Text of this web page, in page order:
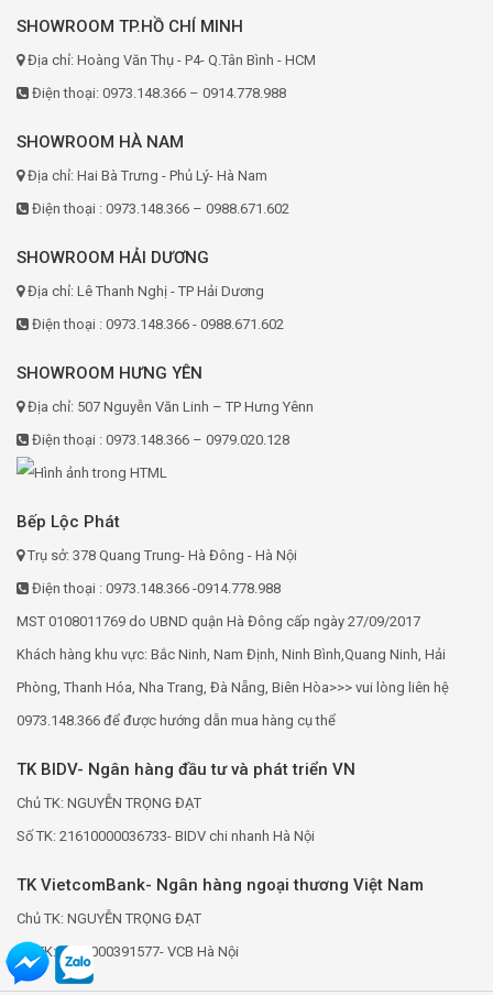
SHOWROOM TP.HỒ CHÍ MINH
Địa chỉ: Hoàng Văn Thụ - P4- Q.Tân Bình - HCM
Điện thoại: 0973.148.366 – 0914.778.988
SHOWROOM HÀ NAM
Địa chỉ: Hai Bà Trưng - Phủ Lý- Hà Nam
Điện thoại : 0973.148.366 – 0988.671.602
SHOWROOM HẢI DƯƠNG
Địa chỉ: Lê Thanh Nghị - TP Hải Dương
Điện thoại : 0973.148.366 - 0988.671.602
SHOWROOM HƯNG YÊN
Địa chỉ: 507 Nguyễn Văn Linh – TP Hưng Yênn
Điện thoại : 0973.148.366 – 0979.020.128
Bếp Lộc Phát
Trụ sở: 378 Quang Trung- Hà Đông - Hà Nội
Điện thoại : 0973.148.366 -0914.778.988
MST 0108011769 do UBND quận Hà Đông cấp ngày 27/09/2017
Khách hàng khu vực: Bắc Ninh, Nam Định, Ninh Bình,Quang Ninh, Hải
Phòng, Thanh Hóa, Nha Trang, Đà Nẵng, Biên Hòa>>> vui lòng liên hệ
0973.148.366 để được hướng dẫn mua hàng cụ thể
TK BIDV- Ngân hàng đầu tư và phát triển VN
Chủ TK: NGUYỄN TRỌNG ĐẠT
Số TK: 21610000036733- BIDV chi nhanh Hà Nội
TK VietcomBank- Ngân hàng ngoại thương Việt Nam
Chủ TK: NGUYỄN TRỌNG ĐẠT
Số TK: 0691000391577- VCB Hà Nội